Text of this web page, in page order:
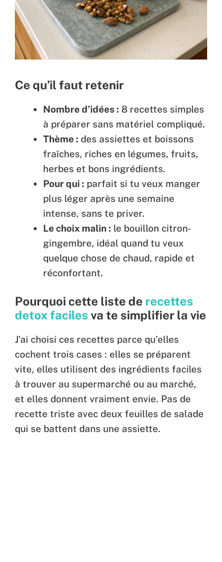
Ce qu’il faut retenir
Nombre d’idées : 8 recettes simples
à préparer sans matériel compliqué.
Thème : des assiettes et boissons
fraîches, riches en légumes, fruits,
herbes et bons ingrédients.
Pour qui : parfait si tu veux manger
plus léger après une semaine
intense, sans te priver.
Le choix malin : le bouillon citron-
gingembre, idéal quand tu veux
quelque chose de chaud, rapide et
réconfortant.
Pourquoi cette liste de recettes
detox faciles va te simplifier la vie
J’ai choisi ces recettes parce qu’elles
cochent trois cases : elles se préparent
vite, elles utilisent des ingrédients faciles
à trouver au supermarché ou au marché,
et elles donnent vraiment envie. Pas de
recette triste avec deux feuilles de salade
qui se battent dans une assiette.